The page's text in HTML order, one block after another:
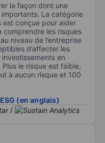
la façon dont une
La catégorie
est conçue pour aider
comprendre les risques
niveau de l’entreprise
d’affecter les
en
le risque est faible,
à aucun risque et 100
(en anglais)
/